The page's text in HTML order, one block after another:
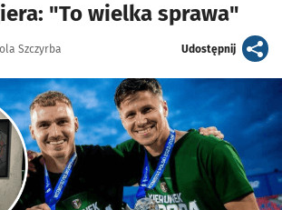
"To wielka sprawa"
Szczyrba Udostępnijartykuł